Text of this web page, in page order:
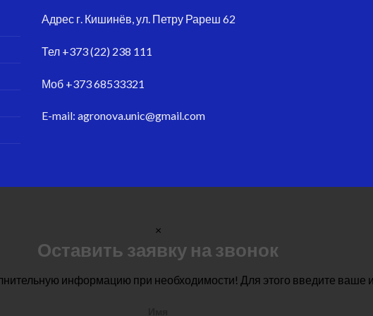
Адрес г. Кишинёв, ул. Петру Рареш 62
Тел +373 (22) 238 111
Моб +373 68533321
E-mail: agronova.unic@gmail.com
×
Оставить заявку на звонок
информацию при необходимости! Для этого введите